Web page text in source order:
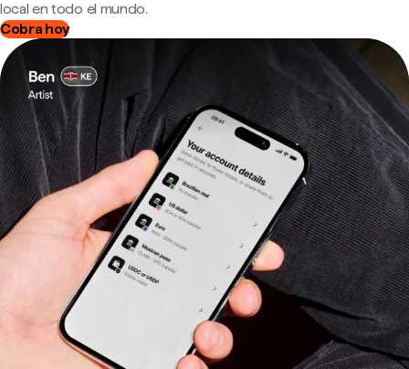
local en todo el mundo.
Cobra hoy